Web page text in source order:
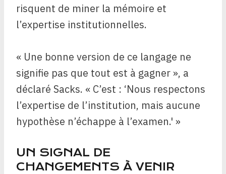
risquent de miner la mémoire et
l’expertise institutionnelles.
« Une bonne version de ce langage ne
signifie pas que tout est à gagner », a
déclaré Sacks. « C’est : ‘Nous respectons
l’expertise de l’institution, mais aucune
hypothèse n’échappe à l’examen.' »
UN SIGNAL DE
CHANGEMENTS À VENIR